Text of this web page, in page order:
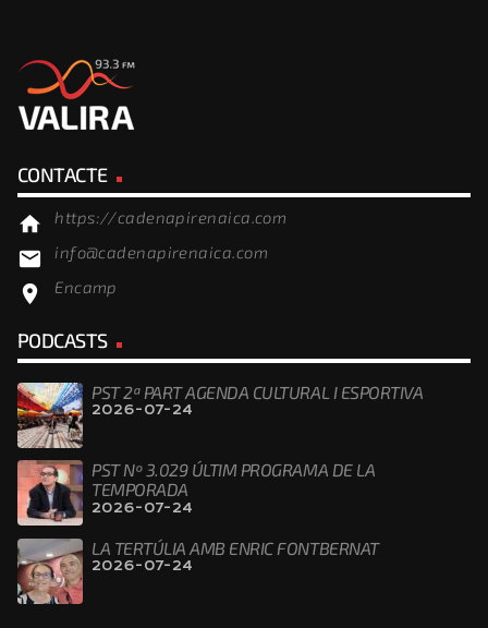
CONTACTE
home https://cadenapirenaica.com
email info@cadenapirenaica.com
location_on Encamp
PODCASTS
PST 2ª PART AGENDA CULTURAL I ESPORTIVA
2026-07-24
PST Nº 3.029 ÚLTIM PROGRAMA DE LA
TEMPORADA
2026-07-24
LA TERTÚLIA AMB ENRIC FONTBERNAT
2026-07-24